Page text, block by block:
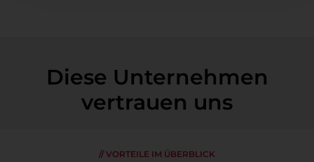
Diese Unternehmen
vertrauen uns​
// VORTEILE IM ÜBERBLICK